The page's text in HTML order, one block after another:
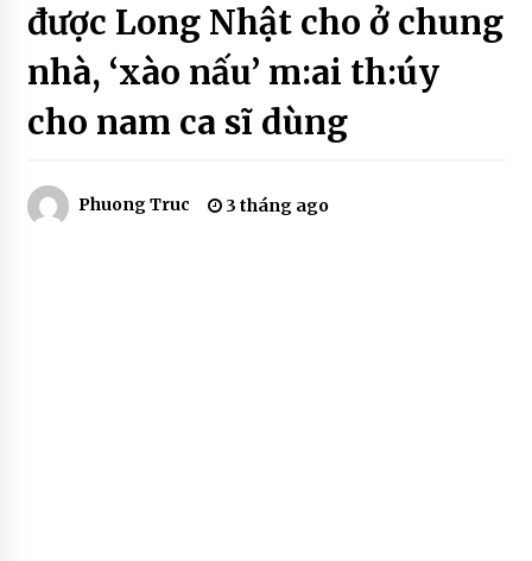
được Long Nhật cho ở chung
nhà, ‘xào nấu’ m:ai th:úy
cho nam ca sĩ dùng
Phuong Truc 3 tháng ago